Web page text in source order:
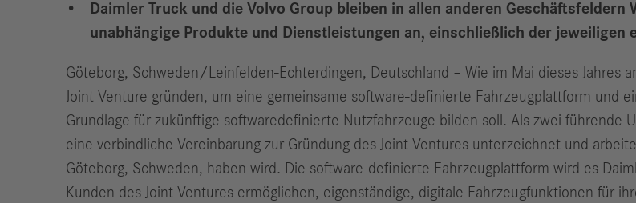
Daimler Truck und die Volvo Group bleiben in allen anderen
unabhängige Produkte und Dienstleistungen an, einschließlich der jeweiligen
Göteborg, Schweden/Leinfelden-Echterdingen, Deutschland – Wie im Mai dieses Jahres
Joint Venture gründen, um eine gemeinsame software-definierte Fahrzeugplattform und
Grundlage für zukünftige softwaredefinierte Nutzfahrzeuge bilden soll. Als zwei führende
eine verbindliche Vereinbarung zur Gründung des Joint Ventures unterzeichnet und
Göteborg, Schweden, haben wird. Die software-definierte Fahrzeugplattform wird es
Kunden des Joint Ventures ermöglichen, eigenständige, digitale Fahrzeugfunktionen für